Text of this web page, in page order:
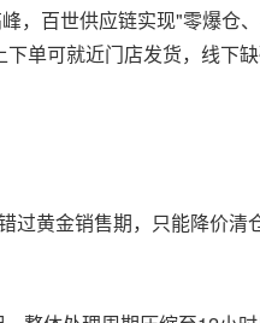
百世供应链实现"零爆仓、
单可就近门店发货，线下
过黄金销售期，只能降价清